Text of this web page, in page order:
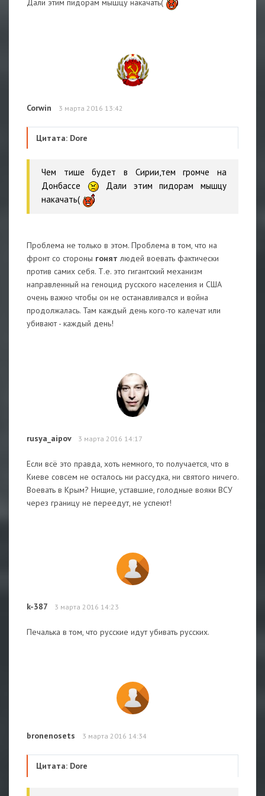
Дали этим пидорам мышцу накачать(
Corwin 3 марта 2016 13:42
Цитата: Dore
Чем тише будет в Сирии,тем громче на
Донбассе
Дали этим пидорам мышцу
накачать(
Проблема не только в этом. Проблема в том, что на
фронт со стороны гонят людей воевать фактически
против самих себя. Т.е. это гигантский механизм
направленный на геноцид русского населения и США
очень важно чтобы он не останавливался и война
продолжалась. Там каждый день кого-то калечат или
убивают - каждый день!
rusya_aipov 3 марта 2016 14:17
Если всё это правда, хоть немного, то получается, что в
Киеве совсем не осталось ни рассудка, ни святого ничего.
Воевать в Крым? Нищие, уставшие, голодные вояки ВСУ
через границу не переедут, не успеют!
k-387 3 марта 2016 14:23
Печалька в том, что русские идут убивать русских.
bronenosets 3 марта 2016 14:34
Цитата: Dore